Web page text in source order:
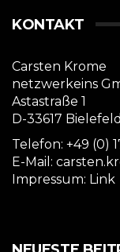
KONTAKT
Carsten Krome
netzwerkeins
Astastraße 1
D-33617 Bielefeld
Telefon: +49 (0)
E-Mail:
Impressum: Link